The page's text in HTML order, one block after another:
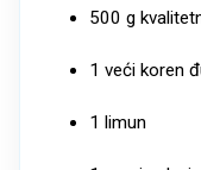
500 g
1 veći koren
1 limun